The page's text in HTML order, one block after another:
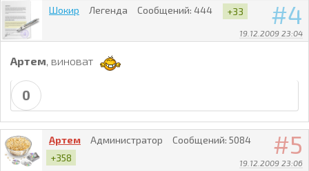
4
19.12.2009 23:04
Шокир Легенда Сообщений: 444 +33
Артем, виноват
0
5
19.12.2009 23:06
Артем Администратор Сообщений: 5084
+358